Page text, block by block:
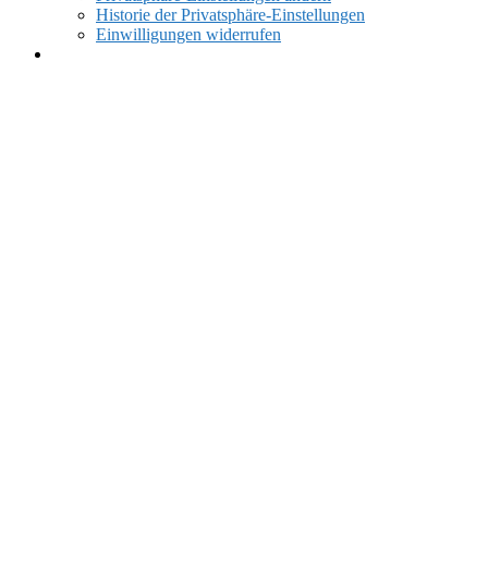
Historie der Privatsphäre-Einstellungen
Einwilligungen widerrufen